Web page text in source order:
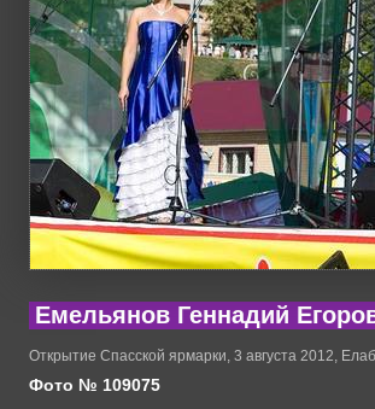
Емельянов Геннадий
Открытие Спасской ярмарки, 3 августа 2012,
Фото № 109075